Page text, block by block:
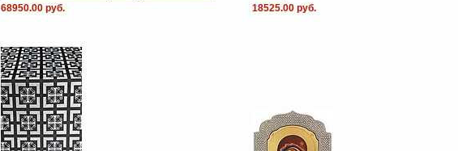
68950.00 руб. 18525.00 руб.